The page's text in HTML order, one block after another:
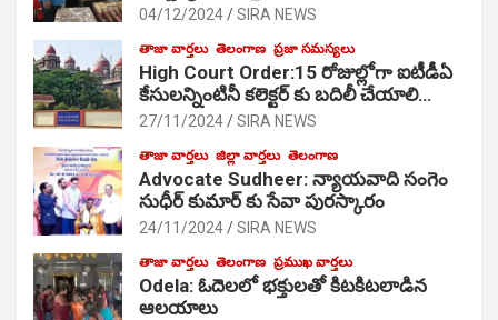
04/12/2024 SIRA NEWS
తాజా వార్తలు తెలంగాణ ప్రజా సమస్యలు
High Court Order:15 రోజుల్లోగా ఐటీడీఏ
కేసులన్నింటినీ కలెక్టర్ కు బదిలీ చేయాలి…
27/11/2024 SIRA NEWS
తాజా వార్తలు జిల్లా వార్తలు తెలంగాణ
Advocate Sudheer: న్యాయవాది సంగెం
సుధీర్ కుమార్ కు సేవా పురస్కారం
24/11/2024 SIRA NEWS
తాజా వార్తలు తెలంగాణ ప్రముఖ వార్తలు
Odela: ఓదెల‌లో భక్తులతో కిటకిటలాడిన
ఆల‌యాలు